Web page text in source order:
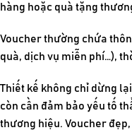
hàng hoặc quà tặng
Voucher thường chứa
quà, dịch vụ miễn phí…),
Thiết kế không chỉ dừng
còn cần đảm bảo yếu tố
thương hiệu. Voucher